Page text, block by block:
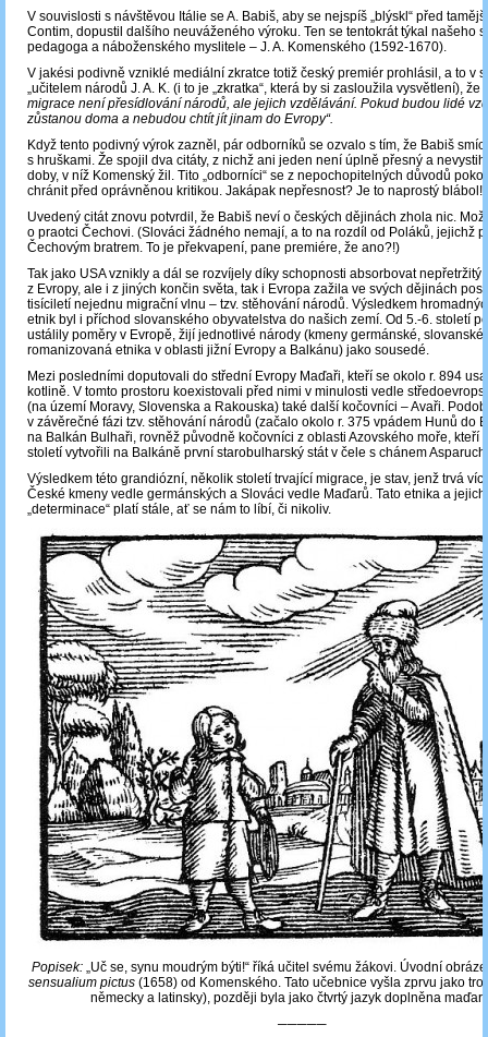
V souvislosti s návštěvou Itálie se A. Babiš, aby se nejspíš „blýskl“ před
Contim, dopustil dalšího neuváženého výroku. Ten se tentokrát týkal našeho
pedagoga a náboženského myslitele – J. A. Komenského (1592-1670).
V jakési podivně vzniklé mediální zkratce totiž český premiér prohlásil, a to v
„učitelem národů J. A. K. (i to je „zkratka“, která by si zasloužila vysvětlení), že
migrace není přesídlování národů, ale jejich vzdělávání. Pokud budou lidé
zůstanou doma a nebudou chtít jít jinam do Evropy“.
Když tento podivný výrok zazněl, pár odborníků se ozvalo s tím, že Babiš
s hruškami. Že spojil dva citáty, z nichž ani jeden není úplně přesný a
doby, v níž Komenský žil. Tito „odborníci“ se z nepochopitelných důvodů
chránit před oprávněnou kritikou. Jakápak nepřesnost? Je to naprostý blábol!
Uvedený citát znovu potvrdil, že Babiš neví o českých dějinách zhola nic.
o praotci Čechovi. (Slováci žádného nemají, a to na rozdíl od Poláků, jejichž
Čechovým bratrem. To je překvapení, pane premiére, že ano?!)
Tak jako USA vznikly a dál se rozvíjely díky schopnosti absorbovat nepřetržitý
z Evropy, ale i z jiných končin světa, tak i Evropa zažila ve svých dějinách
tisíciletí nejednu migrační vlnu – tzv. stěhování národů. Výsledkem
etnik byl i příchod slovanského obyvatelstva do našich zemí. Od 5.-6. století
ustálily poměry v Evropě, žijí jednotlivé národy (kmeny germánské, slovanské
romanizovaná etnika v oblasti jižní Evropy a Balkánu) jako sousedé.
Mezi posledními doputovali do střední Evropy Maďaři, kteří se okolo r. 894
kotlině. V tomto prostoru koexistovali před nimi v minulosti vedle
(na území Moravy, Slovenska a Rakouska) také další kočovníci – Avaři.
v závěrečné fázi tzv. stěhování národů (začalo okolo r. 375 vpádem Hunů do
na Balkán Bulhaři, rovněž původně kočovníci z oblasti Azovského moře, kteří
století vytvořili na Balkáně první starobulharský stát v čele s chánem
Výsledkem této grandiózní, několik století trvající migrace, je stav, jenž trvá
České kmeny vedle germánských a Slováci vedle Maďarů. Tato etnika a
„determinace“ platí stále, ať se nám to líbí, či nikoliv.
Popisek: „Uč se, synu moudrým býti!“ říká učitel svému žákovi. Úvodní
sensualium pictus (1658) od Komenského. Tato učebnice vyšla zprvu jako
německy a latinsky), později byla jako čtvrtý jazyk doplněna
─────